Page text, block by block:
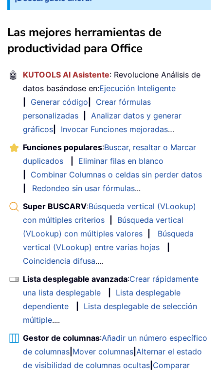
Las mejores herramientas de
productividad para Office
🤖 KUTOOLS AI Asistente: Revolucione Análisis de
datos basándose en:Ejecución Inteligente
Generar código
Crear fórmulas
personalizadas
Analizar datos y generar
gráficos
Invocar Funciones mejoradas…
Funciones populares:Buscar, resaltar o Marcar
duplicados
Eliminar filas en blanco
Combinar Columnas o celdas sin perder datos
Redondeo sin usar fórmulas...
Super BUSCARV:Búsqueda vertical (VLookup)
con múltiples criterios
Búsqueda vertical
(VLookup) con múltiples valores
Búsqueda
vertical (VLookup) entre varias hojas
Coincidencia difusa....
Lista desplegable avanzada:Crear rápidamente
una lista desplegable
Lista desplegable
dependiente
Lista desplegable de selección
múltiple....
Gestor de columnas:Añadir un número específico
de columnas Mover columnas Alternar el estado
de visibilidad de columnas ocultas Comparar